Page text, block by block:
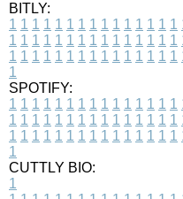
BITLY:
1 1 1 1 1 1 1 1 1 1 1 1 1 1 1
1 1 1 1 1 1 1 1 1 1 1 1 1 1 1
1 1 1 1 1 1 1 1 1 1 1 1 1 1 1
1
SPOTIFY:
1 1 1 1 1 1 1 1 1 1 1 1 1 1 1
1 1 1 1 1 1 1 1 1 1 1 1 1 1 1
1 1 1 1 1 1 1 1 1 1 1 1 1 1 1
1
CUTTLY BIO:
1